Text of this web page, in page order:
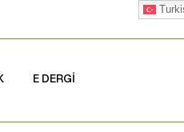
E DERGİ